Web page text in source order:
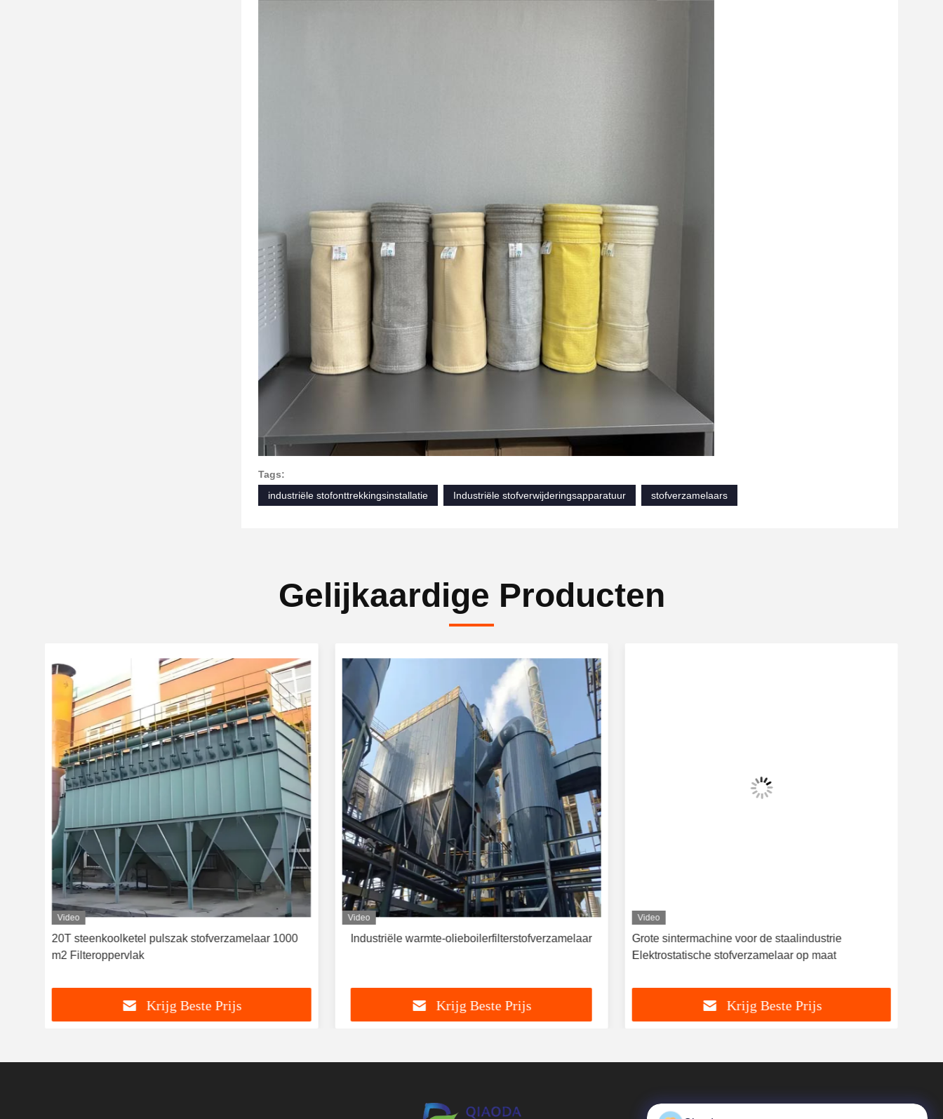
Tags:
industriële stofonttrekkingsinstallatie
Industriële stofverwijderingsapparatuur stofverzamelaars
Gelijkaardige Producten
Video
20T steenkoolketel pulszak stofverzamelaar 1000
m2 Filteroppervlak
Krijg Beste Prijs
Video
Industriële warmte-olieboilerfilterstofverzamelaar
Krijg Beste Prijs
Video
Grote sintermachine voor de staalindustrie
Elektrostatische stofverzamelaar op maat
Krijg Beste Prijs